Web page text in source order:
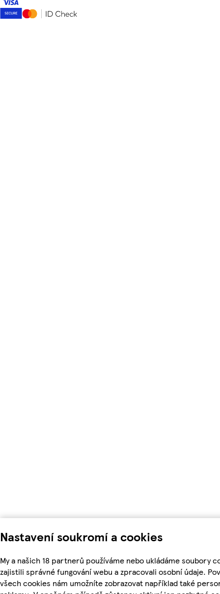
Nastavení soukromí a cookies
My a našich 18 partnerů používáme nebo ukládáme soubory
zajistili správné fungování webu a zpracovali osobní údaje.
všech cookies nám umožníte zobrazovat například také